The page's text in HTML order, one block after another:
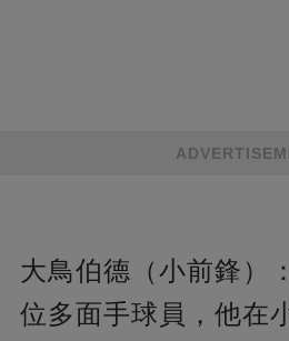
大鳥伯德（小前鋒）
位多面手球員，他在